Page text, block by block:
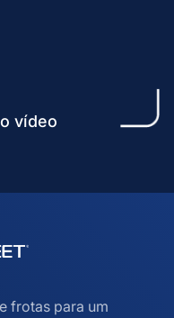
vídeo
frotas para um